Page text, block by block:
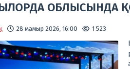
ОБЛЫСЫНДА
28 мамыр 2026, 16:00 1 523